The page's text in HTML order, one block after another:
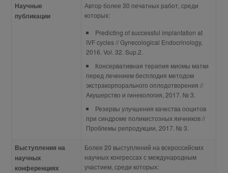
Научные
публикации
Автор более 30 печатных работ, среди
которых:
Predicting of successful implantation at
IVF cycles // Gynecological Endocrinology,
2016. Vol. 32. Sup.2.
Консервативная терапия миомы матки
перед лечением бесплодия методом
экстракорпорального оплодотворения //
Акушерство и гинекология, 2017. № 3.
Резервы улучшения качества ооцитов
при синдроме поликистозных яичников //
Проблемы репродукции, 2017. № 3.
Выступления на
научных
конференциях
Более 20 выступлений на всероссийских
научных конгрессах с международным
участием, среди которых: